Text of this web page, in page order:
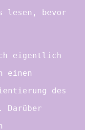
lesen, bevor
eigentlich
einen
des
Darüber